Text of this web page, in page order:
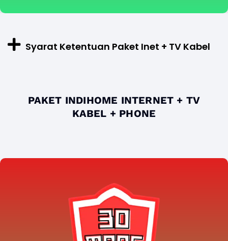
Syarat Ketentuan Paket Inet + TV Kabel
PAKET INDIHOME INTERNET + TV
KABEL + PHONE